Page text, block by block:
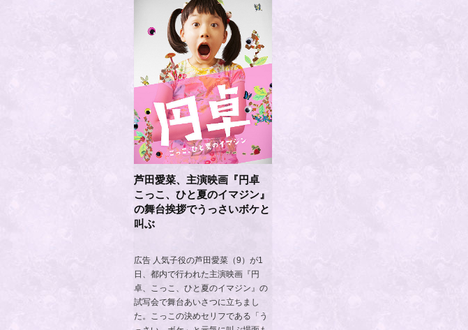
芦田愛菜、主演映画『円卓
こっこ、ひと夏のイマジン』
の舞台挨拶でうっさいボケと
叫ぶ
広告 人気子役の芦田愛菜（9）が1
日、都内で行われた主演映画『円
卓、こっこ、ひと夏のイマジン』の
試写会で舞台あいさつに立ちまし
た。こっこの決めセリフである「う